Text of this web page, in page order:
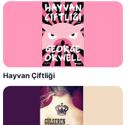
Hayvan Çiftliği